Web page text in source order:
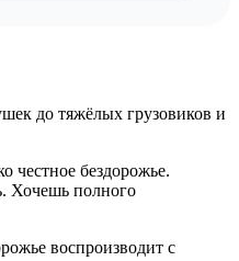
до тяжёлых грузовиков и
честное бездорожье.
Хочешь полного
воспроизводит с